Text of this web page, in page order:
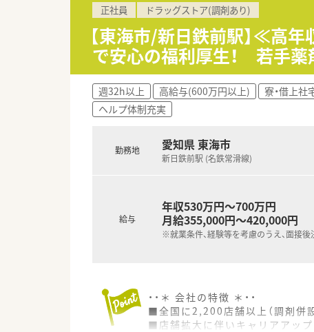
正社員 ドラッグストア(調剤あり)
【東海市/新日鉄前駅】≪高
で安心の福利厚生！ 若手
週32h以上 高給与(600万円以上) 寮・借上社
ヘルプ体制充実
勤務地 愛知県 東海市
新日鉄前駅 (名鉄常滑線)
給与
年収530万円～700万円
月給355,000円～420,000円
※就業条件、経験等を考慮のうえ、面接後
・・＊ 会社の特徴 ＊・・
■全国に2,200店舗以上（調剤併
■店舗拡大に伴いキャリアアップ